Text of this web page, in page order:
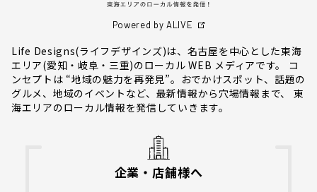
Powered by ALIVE
Life Designs(ライフデザインズ)は、名古屋を中心とした東海
エリア(愛知・岐阜・三重)のローカル WEB メディアです。 コ
ンセプトは “地域の魅力を再発見”。おでかけスポット、話題の
グルメ、地域のイベントなど、最新情報から穴場情報まで、 東
海エリアのローカル情報を発信していきます。
企業・店舗様へ